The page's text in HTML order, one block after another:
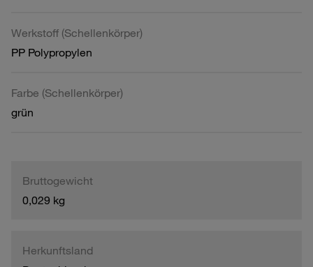
Werkstoff (Schellenkörper)
PP Polypropylen
Farbe (Schellenkörper)
grün
Bruttogewicht
0,029 kg
Herkunftsland